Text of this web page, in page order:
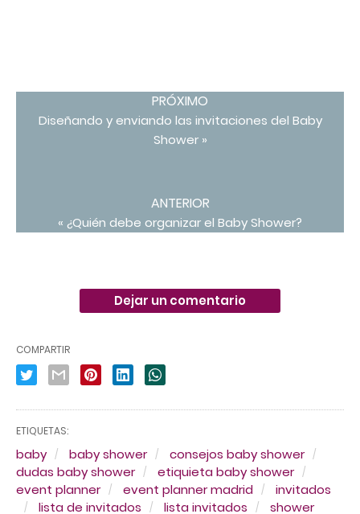
PRÓXIMO
Diseñando y enviando las invitaciones del Baby
Shower »
ANTERIOR
« ¿Quién debe organizar el Baby Shower?
Dejar un comentario
COMPARTIR
ETIQUETAS:
baby baby shower
consejos baby shower
dudas baby shower
etiquieta baby shower
event planner
event planner madrid
invitados
lista de invitados
lista invitados shower